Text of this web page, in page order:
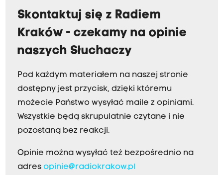
Skontaktuj się z Radiem
Kraków - czekamy na opinie
naszych Słuchaczy
Pod każdym materiałem na naszej stronie
dostępny jest przycisk, dzięki któremu
możecie Państwo wysyłać maile z opiniami.
Wszystkie będą skrupulatnie czytane i nie
pozostaną bez reakcji.
Opinie można wysyłać też bezpośrednio na
adres opinie@radiokrakow.pl